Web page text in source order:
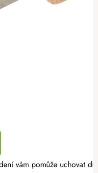
vám pomůže uchovat